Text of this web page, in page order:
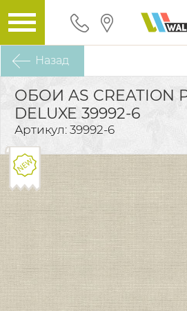
Назад
ОБОИ AS CREATION
DELUXE 39992-6
Артикул: 39992-6